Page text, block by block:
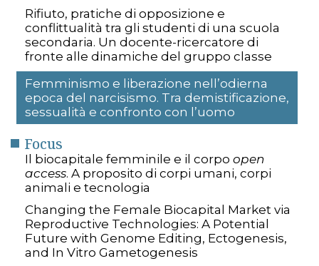
Rifiuto, pratiche di opposizione e
conflittualità tra gli studenti di una scuola
secondaria. Un docente-ricercatore di
fronte alle dinamiche del gruppo classe
Femminismo e liberazione nell’odierna
epoca del narcisismo. Tra demistificazione,
sessualità e confronto con l’uomo
Focus
Il biocapitale femminile e il corpo open
access. A proposito di corpi umani, corpi
animali e tecnologia
Changing the Female Biocapital Market via
Reproductive Technologies: A Potential
Future with Genome Editing, Ectogenesis,
and In Vitro Gametogenesis